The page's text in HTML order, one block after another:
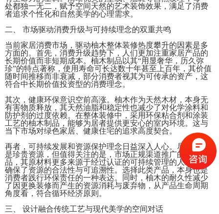
处都独一无二，赋予空间天然的艺术装饰效果，满足了消费
者追求个性化和自然美学的心理需求。
二、 市场驱动消费升级与可持续理念的双重共鸣
当前家居消费市场，驱动柚木整体装修热度攀升的因素是多
方面的。首先，消费升级趋势下，人们更加注重家居产品的
长期价值而非短期成本。柚木制品以其“用显奢华，历久弥
珍”的特点著称，使用寿命可长达数十年甚至上百年，其价值
随时间推移而非衰减，部分消费者视其为可传承的资产，这
符合中长期价值投资型的消费理念。
其次，健康环保意识空前高涨。柚木作为天然木材，本身无
有害物质释放，其天然油脂和稳定性也减少了对化学涂料和
防护剂的过度依赖。在整体装修中，采用环保粘合剂和涂装
工艺的柚木制品，能够为居者提供更安心的室内环境。这与
当下市场对绿色家居、健康住宅的追求高度契合。
再者，可持续发展和资源保护理念日益深入人心。尽管柚木
是珍贵资源，但值得关注的是，市场正规渠道推广的柚木产
品，其原材料更多来源于经过认证的可持续管理的人工林，
确保了资源的合法性与可追溯性。选择此类产品，本身也是
消费者践行环保责任的一种表达。同时，柚木的耐久性减少
了因更换装修而产生的资源消耗与废弃物，从产品生命周期
角度看，符合循环经济原则。
三、 设计融合传统工艺与现代美学的空间对话